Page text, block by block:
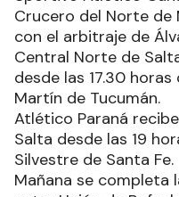
Crucero del Norte de
con el arbitraje de
Central Norte de
desde las 17.30
Martín de Tucumán.
Atlético Paraná
Salta desde las 19
Silvestre de Santa Fe.
Mañana se completa